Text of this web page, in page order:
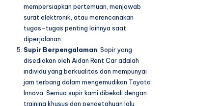
mempersiapkan pertemuan, menjawab
surat elektronik, atau merencanakan
tugas-tugas penting lainnya saat
diperjalanan.
Supir Berpengalaman: Sopir yang
disediakan oleh Aidan Rent Car adalah
individu yang berkualitas dan mempunyai
jam terbang dalam mengemudikan Toyota
Innova. Semua supir kami dibekali dengan
training khusus dan pengetahuan lalu